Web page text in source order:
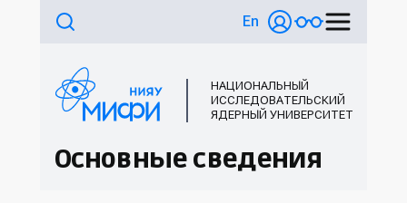
En
НАЦИОНАЛЬНЫЙ
ИССЛЕДОВАТЕЛЬСКИЙ
ЯДЕРНЫЙ УНИВЕРСИТЕТ
Основные сведения